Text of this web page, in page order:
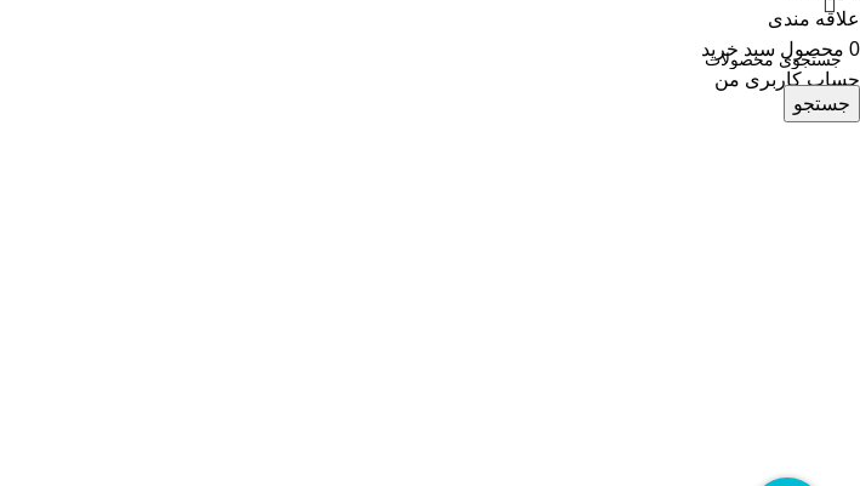
جستجو
علاقه مندی
0 محصول سبد خرید
حساب کاربری من